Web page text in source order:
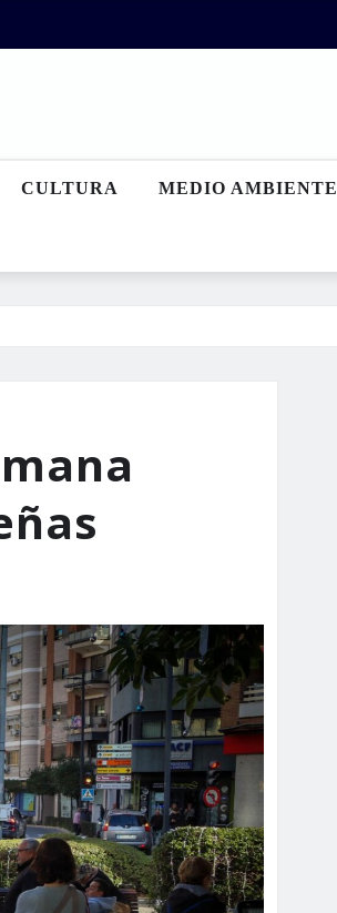
CULTURA MEDIO AMBIENTE